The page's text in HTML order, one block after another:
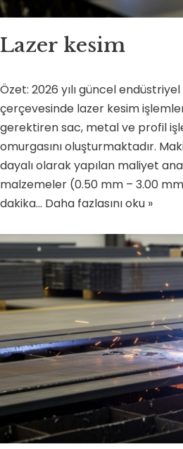
Lazer kesim
Özet: 2026 yılı güncel
çerçevesinde lazer kesim
gerektiren sac, metal ve profil
omurgasını oluşturmaktadır.
dayalı olarak yapılan maliyet
malzemeler (0.50 mm – 3.00
dakika… Daha fazlasını oku »